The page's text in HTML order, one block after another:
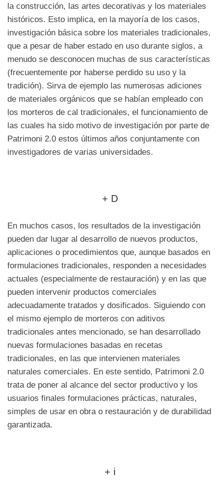
la construcción, las artes decorativas y los materiales
históricos. Esto implica, en la mayoría de los casos,
investigación básica sobre los materiales tradicionales,
que a pesar de haber estado en uso durante siglos, a
menudo se desconocen muchas de sus características
(frecuentemente por haberse perdido su uso y la
tradición). Sirva de ejemplo las numerosas adiciones
de materiales orgánicos que se habían empleado con
los morteros de cal tradicionales, el funcionamiento de
las cuales ha sido motivo de investigación por parte de
Patrimoni 2.0 estos últimos años conjuntamente con
investigadores de varias universidades.
+ D
En muchos casos, los resultados de la investigación
pueden dar lugar al desarrollo de nuevos productos,
aplicaciones o procedimientos que, aunque basados en
formulaciones tradicionales, responden a necesidades
actuales (especialmente de restauración) y en las que
pueden intervenir productos comerciales
adecuadamente tratados y dosificados. Siguiendo con
el mismo ejemplo de morteros con aditivos
tradicionales antes mencionado, se han desarrollado
nuevas formulaciones basadas en recetas
tradicionales, en las que intervienen materiales
naturales comerciales. En este sentido, Patrimoni 2.0
trata de poner al alcance del sector productivo y los
usuarios finales formulaciones prácticas, naturales,
simples de usar en obra o restauración y de durabilidad
garantizada.
+ i